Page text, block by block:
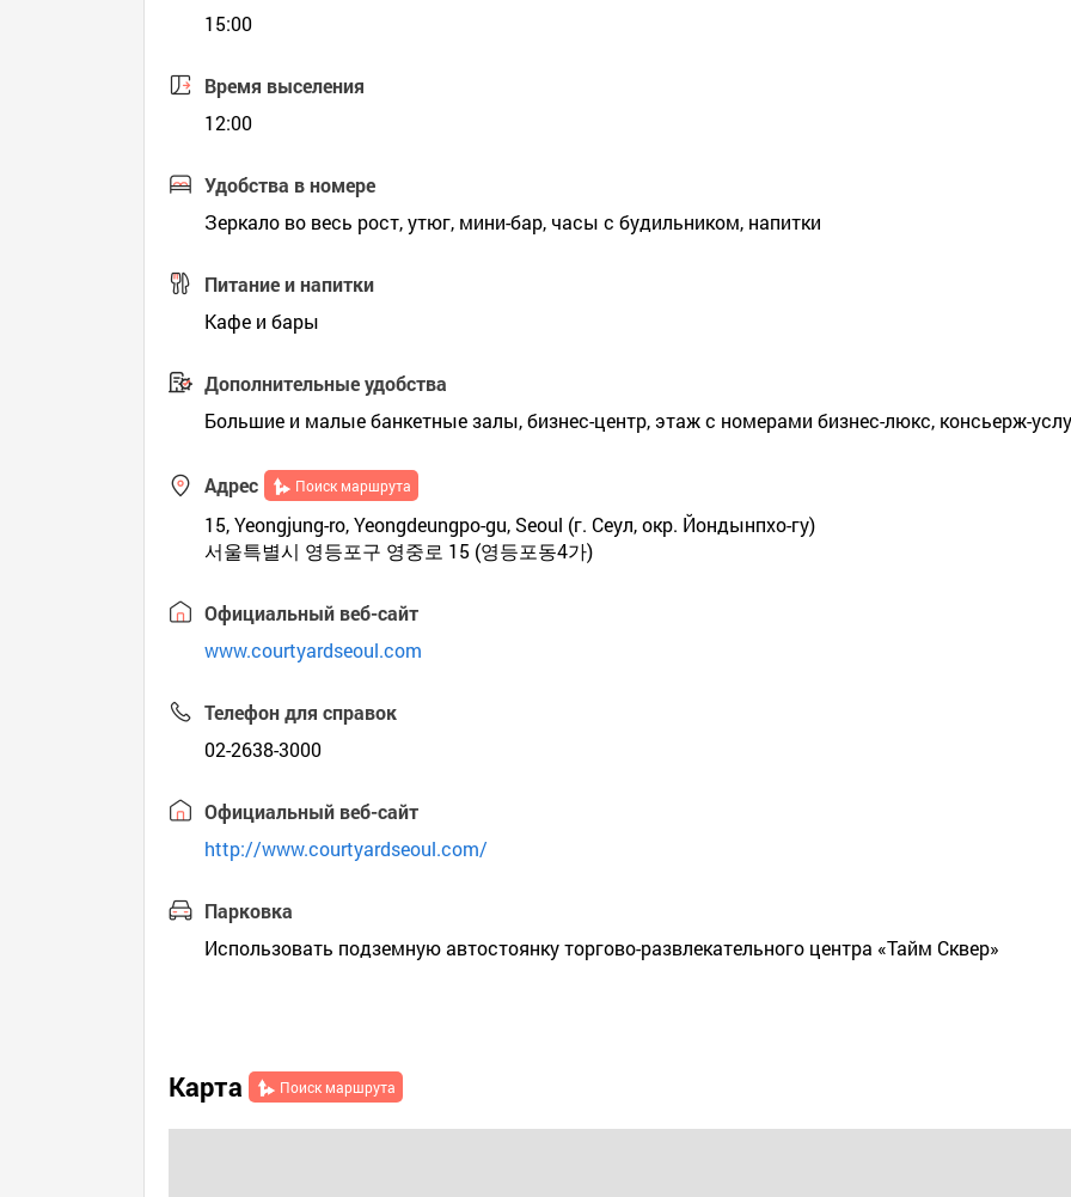
15:00
Время выселения
12:00
Удобства в номере
Зеркало во весь рост, утюг, мини-бар, часы с будильником, напитки
Питание и напитки
Кафе и бары
Дополнительные удобства
Большие и малые банкетные залы, бизнес-центр, этаж с номерами бизнес-люкс, консьерж-
Адрес Поиск маршрута
15, Yeongjung-ro, Yeongdeungpo-gu, Seoul (г. Сеул, окр. Йондынпхо-гу)
서울특별시 영등포구 영중로 15 (영등포동4가)
Официальный веб-сайт
www.courtyardseoul.com
Телефон для справок
02-2638-3000
Официальный веб-сайт
http://www.courtyardseoul.com/
Парковка
Использовать подземную автостоянку торгово-развлекательного центра «Тайм Сквер»
Карта Поиск маршрута